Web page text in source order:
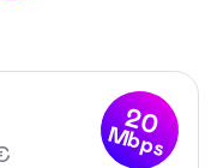
20
Mbps